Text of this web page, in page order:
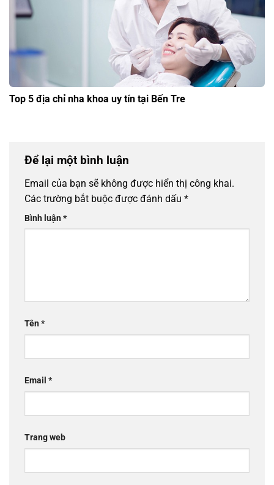
Top 5 địa chỉ nha khoa uy tín tại Bến Tre
Để lại một bình luận
Email của bạn sẽ không được hiển thị công khai.
Các trường bắt buộc được đánh dấu *
Bình luận*
Tên*
Email *
Trang web